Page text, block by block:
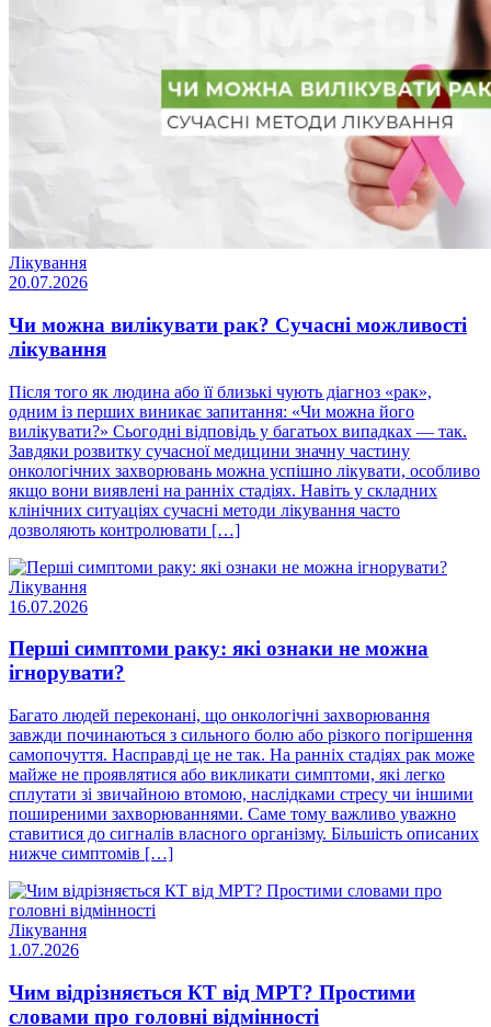
Лікування
20.07.2026
Чи можна вилікувати рак? Сучасні можливості
лікування
Після того як людина або її близькі чують діагноз «рак»,
одним із перших виникає запитання: «Чи можна його
вилікувати?» Сьогодні відповідь у багатьох випадках — так.
Завдяки розвитку сучасної медицини значну частину
онкологічних захворювань можна успішно лікувати, особливо
якщо вони виявлені на ранніх стадіях. Навіть у складних
клінічних ситуаціях сучасні методи лікування часто
дозволяють контролювати […]
Лікування
16.07.2026
Перші симптоми раку: які ознаки не можна
ігнорувати?
Багато людей переконані, що онкологічні захворювання
завжди починаються з сильного болю або різкого погіршення
самопочуття. Насправді це не так. На ранніх стадіях рак може
майже не проявлятися або викликати симптоми, які легко
сплутати зі звичайною втомою, наслідками стресу чи іншими
поширеними захворюваннями. Саме тому важливо уважно
ставитися до сигналів власного організму. Більшість описаних
нижче симптомів […]
Лікування
1.07.2026
Чим відрізняється КТ від МРТ? Простими
словами про головні відмінності